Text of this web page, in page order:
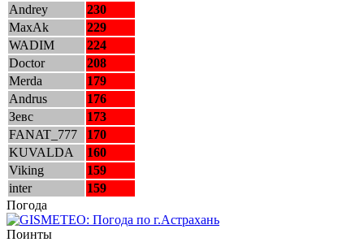
Andrey
230
MaxAk
229
WADIM
224
Doctor
208
Merda
179
Andrus
176
Зевс
173
FANAT_777
170
KUVALDA
160
Viking
159
inter
159
Погода
Поинты